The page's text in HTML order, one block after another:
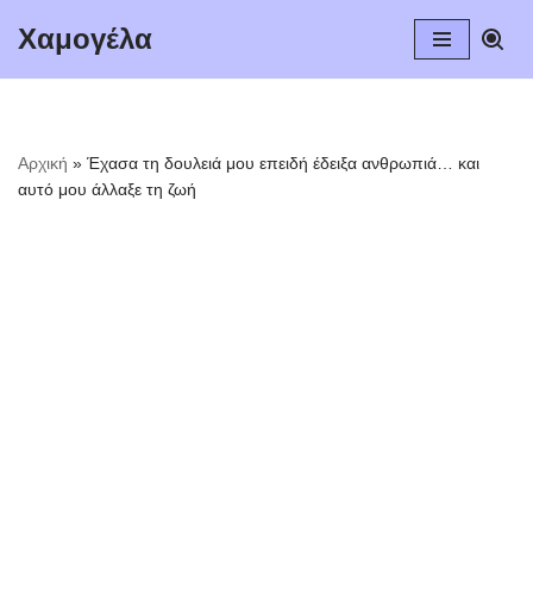
Χαμογέλα
Αρχική » Έχασα τη δουλειά μου επειδή έδειξα ανθρωπιά… και
αυτό μου άλλαξε τη ζωή